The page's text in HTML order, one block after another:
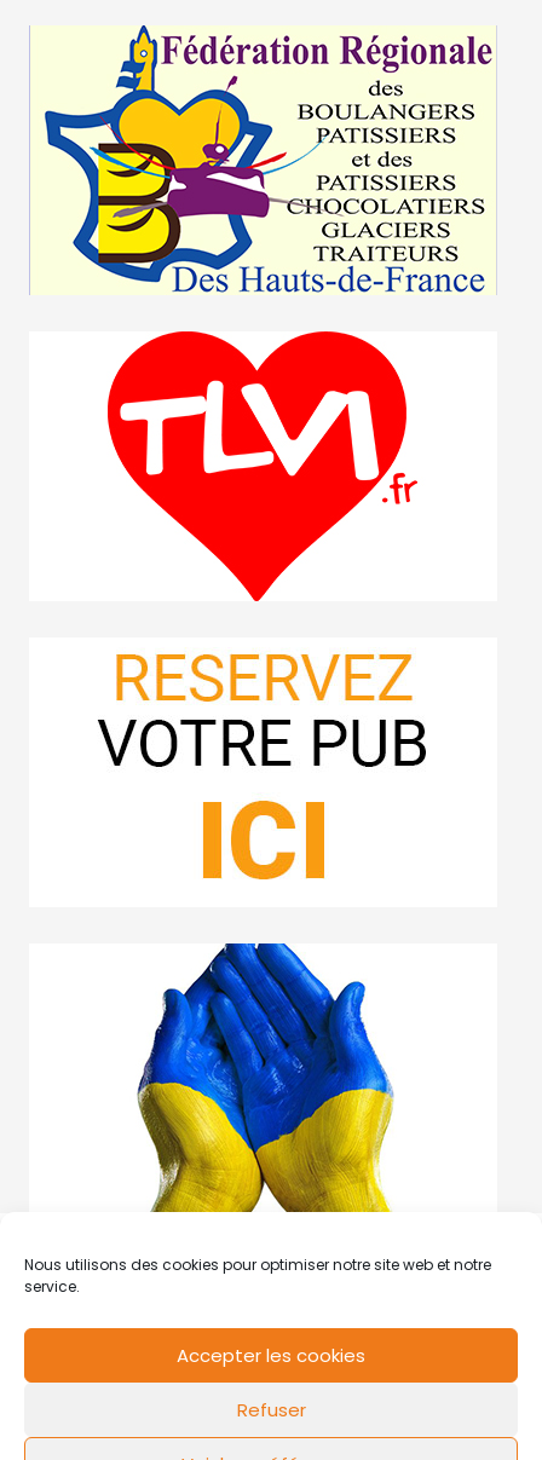
Nous utilisons des cookies pour optimiser notre site web et notre
service.
Accepter les cookies
Refuser
Mentions légales Politique de cookies
FLOW44